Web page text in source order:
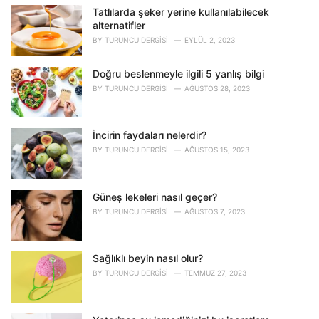
o
r
i
e
:
Tatlılarda şeker yerine kullanılabilecek
alternatifler
BY TURUNCU DERGISI EYLÜL 2, 2023
Doğru beslenmeyle ilgili 5 yanlış bilgi
BY TURUNCU DERGISI AĞUSTOS 28, 2023
İncirin faydaları nelerdir?
BY TURUNCU DERGISI AĞUSTOS 15, 2023
Güneş lekeleri nasıl geçer?
BY TURUNCU DERGISI AĞUSTOS 7, 2023
Sağlıklı beyin nasıl olur?
BY TURUNCU DERGISI TEMMUZ 27, 2023